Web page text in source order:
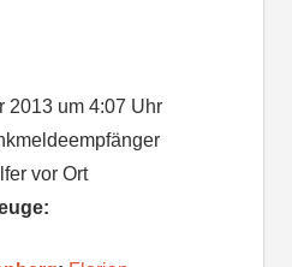
2013 um 4:07 Uhr
vor Ort